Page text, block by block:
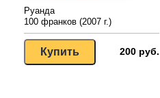
Руанда
100 франков (2007 г.)
200 руб.